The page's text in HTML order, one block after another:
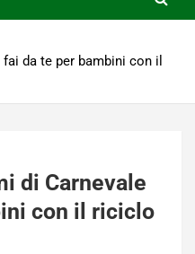
da te per bambini con il
di Carnevale
con il riciclo